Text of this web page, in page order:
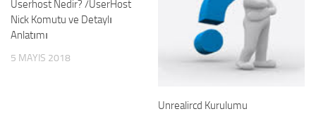
Userhost Nedir? /UserHost
Nick Komutu ve Detaylı
Anlatımı
5 MAYIS 2018
Unrealircd Kurulumu